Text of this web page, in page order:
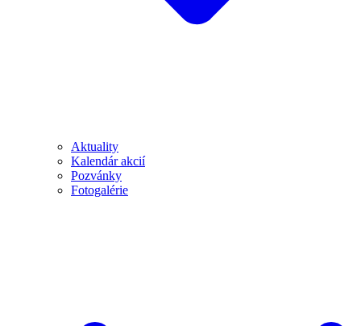
Aktuality
Kalendár akcií
Pozvánky
Fotogalérie